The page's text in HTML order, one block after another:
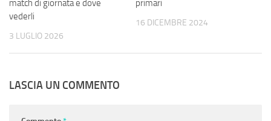
match di giornata e dove
vederli
3 LUGLIO 2026
primari
16 DICEMBRE 2024
LASCIA UN COMMENTO